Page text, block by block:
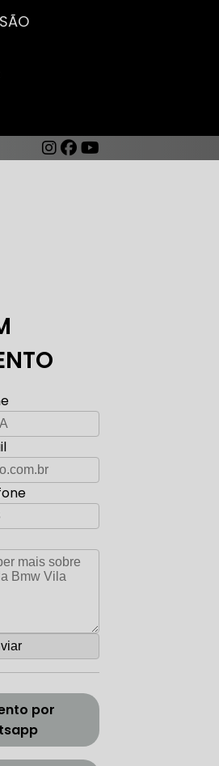
SUL
ROVER
por